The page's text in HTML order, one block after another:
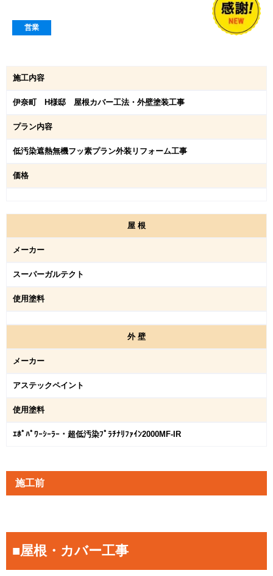
営業
施工内容
伊奈町 H様邸 屋根カバー工法・外壁塗装工事
プラン内容
低汚染遮熱無機フッ素プラン外装リフォーム工事
価格
屋 根
メーカー
スーパーガルテクト
使用塗料
外 壁
メーカー
アステックペイント
使用塗料
ｴﾎﾟﾊﾟﾜｰｼｰﾗｰ・超低汚染ﾌﾟﾗﾁﾅﾘﾌｧｲﾝ2000MF-IR
施工前
■屋根・カバー工事